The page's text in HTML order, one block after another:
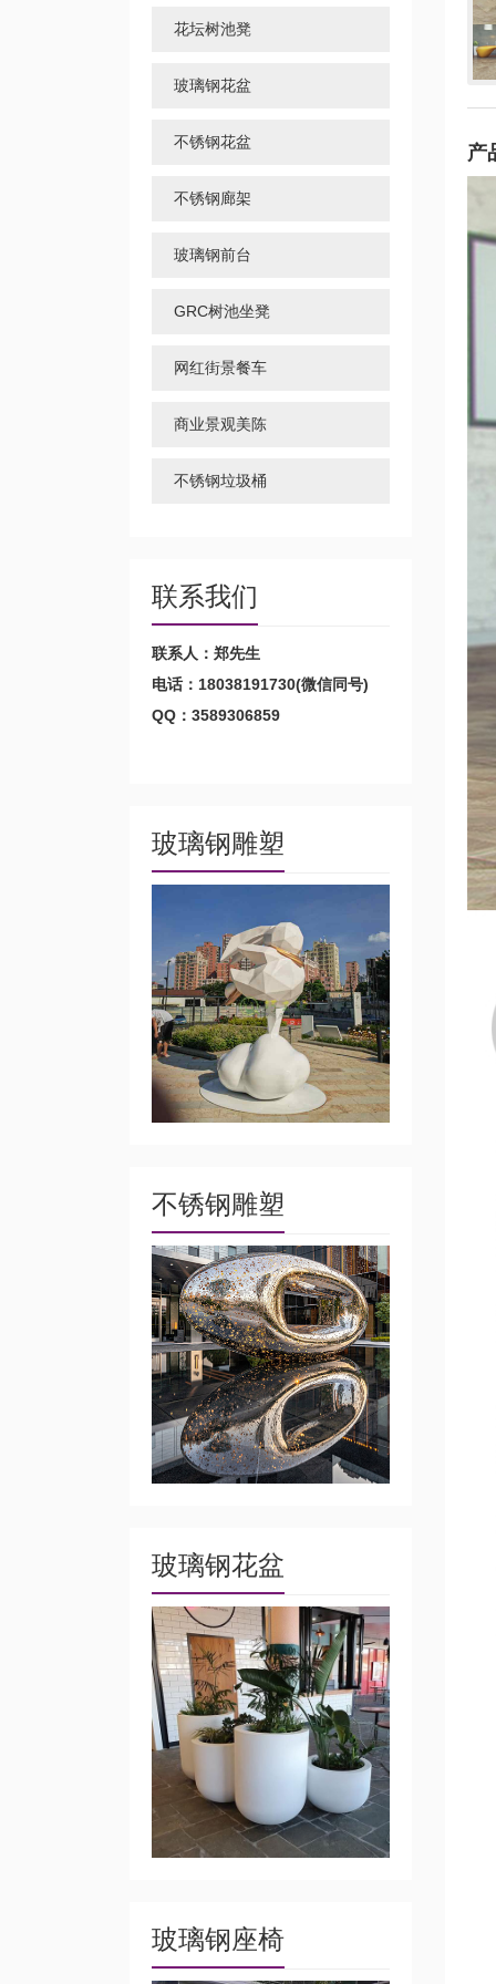
花坛树池凳
玻璃钢花盆
不锈钢花盆
不锈钢廊架
玻璃钢前台
GRC树池坐凳
网红街景餐车
商业景观美陈
不锈钢垃圾桶
联系我们
联系人：郑先生
电话：18038191730(微信同号)
QQ：3589306859
玻璃钢雕塑
不锈钢雕塑
玻璃钢花盆
玻璃钢座椅
产